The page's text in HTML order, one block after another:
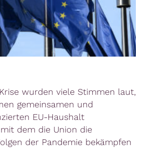
wurden viele Stimmen laut,
gemeinsamen und
EU-Haushalt
dem die Union die
der Pandemie bekämpfen